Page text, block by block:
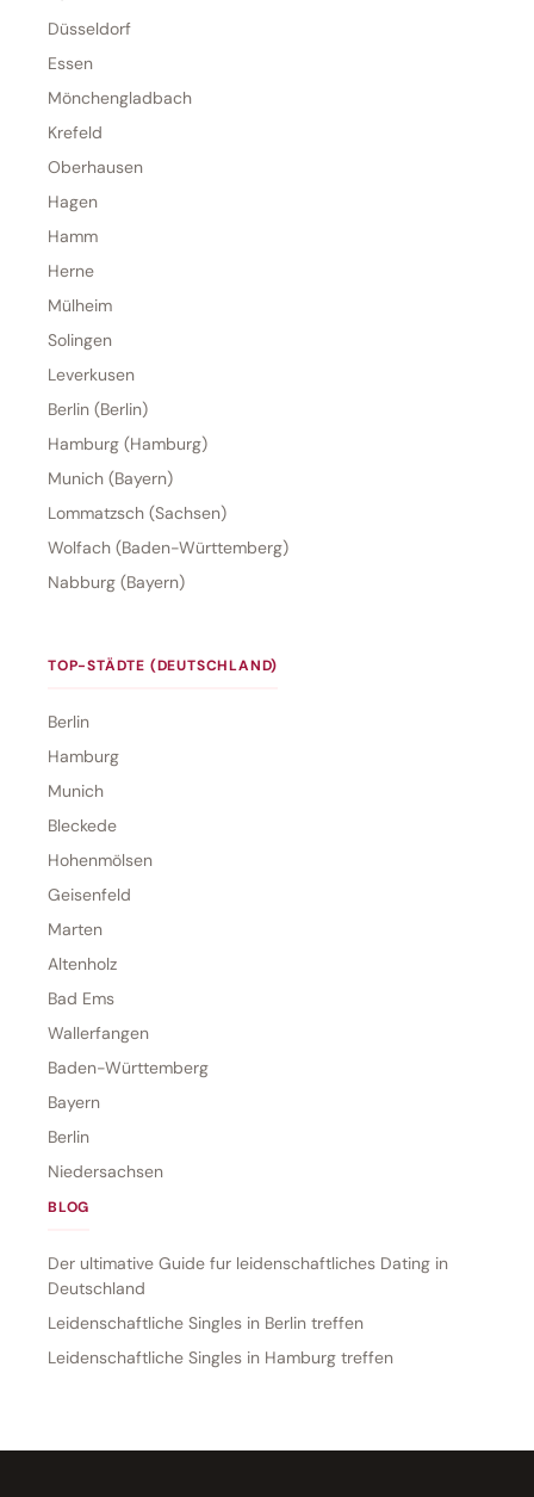
Düsseldorf
Essen
Mönchengladbach
Krefeld
Oberhausen
Hagen
Hamm
Herne
Mülheim
Solingen
Leverkusen
Berlin (Berlin)
Hamburg (Hamburg)
Munich (Bayern)
Lommatzsch (Sachsen)
Wolfach (Baden-Württemberg)
Nabburg (Bayern)
TOP-STÄDTE (DEUTSCHLAND)
Berlin
Hamburg
Munich
Bleckede
Hohenmölsen
Geisenfeld
Marten
Altenholz
Bad Ems
Wallerfangen
Baden-Württemberg
Bayern
Berlin
Niedersachsen
BLOG
Der ultimative Guide fur leidenschaftliches Dating in
Deutschland
Leidenschaftliche Singles in Berlin treffen
Leidenschaftliche Singles in Hamburg treffen